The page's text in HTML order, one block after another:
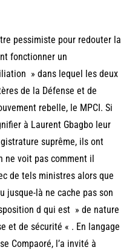
pessimiste pour redouter la
fonctionner un
» dans lequel les deux
de la Défense et de
rebelle, le MPCI. Si
à Laurent Gbagbo leur
suprême, ils ont
ne voit pas comment il
de tels ministres alors que
jusque-là ne cache pas son
d qui est » de nature
et de sécurité « . En langage
Compaoré, l’a invité à